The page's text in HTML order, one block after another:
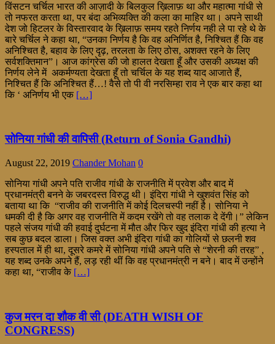
विंसटन चर्चिल भारत की आज़ादी के बिलकुल ख़िलाफ़ था और महात्मा गांधी से
तो नफरत करता था, पर बंदा अभिव्यक्ति की कला का माहिर था। अपने साथी
देश जो हिटलर के विस्तारवाद के ख़िलाफ़ समय रहते निर्णय नही ले पा रहे थे के
बारे चर्चिल ने कहा था, “उनका निर्णय है कि वह अनिर्णित है, निश्चित हैं कि वह
अनिश्चित है, बहाव के लिए दृढ़, तरलता के लिए ठोस, अशक्त रहने के लिए
सर्वशक्तिमान”। आज कांग्रेस की जो हालत देखता हूँ और उसकी अध्यक्ष की
निर्णय लेने में अकर्मण्यता देखता हूँ तो चर्चिल के यह शब्द याद आजाते हैं,
निश्चित हैं कि अनिश्चित हैं…! वैसे तो पी वी नरसिम्हा राव ने एक बार कहा था
कि ‘ अनिर्णय भी एक […]
सोनिया गांधी की वापिसी (Return of Sonia Gandhi)
August 22, 2019 Chander Mohan 0
सोनिया गांधी अपने पति राजीव गांधी के राजनीति में प्रवेश और बाद में
प्रधानमंत्री बनने के जबरदस्त विरुद्ध थी। इंदिरा गांधी ने खुशवंत सिंह को
बताया था कि “राजीव की राजनीति में कोई दिलचस्पी नहीं है। सोनिया ने
धमकी दी है कि अगर वह राजनीति में कदम रखेंगे तो वह तलाक दे देंगी।” लेकिन
पहले संजय गांधी की हवाई दुर्घटना में मौत और फिर खुद इंदिरा गांधी की हत्या ने
सब कुछ बदल डाला। जिस वक्त अभी इंदिरा गांधी का गोलियों से छलनी शव
हस्पताल में ही था, दूसरे कमरे में सोनिया गांधी अपने पति से “शेरनी की तरह” ,
यह शब्द उनके अपने हैं, लड़ रही थीं कि वह प्रधानमंत्री न बने। बाद में उन्होंने
कहा था, “राजीव के […]
कुज मरन दा शौक वी सी (DEATH WISH OF
CONGRESS)